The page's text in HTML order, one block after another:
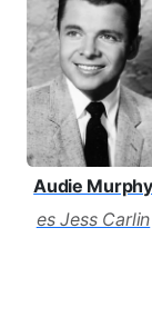
Audie Murphy
es Jess Carlin